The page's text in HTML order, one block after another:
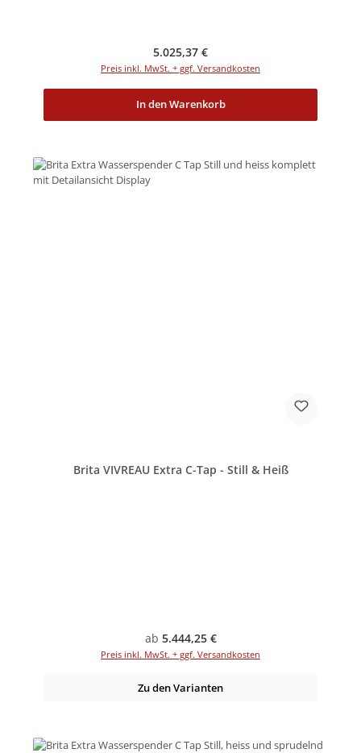
Regulärer Preis:
5.025,37 €
Preis inkl. MwSt. + ggf. Versandkosten
In den Warenkorb
Brita VIVREAU Extra C-Tap - Still & Heiß
Regulärer Preis:
ab 5.444,25 €
Preis inkl. MwSt. + ggf. Versandkosten
Zu den Varianten